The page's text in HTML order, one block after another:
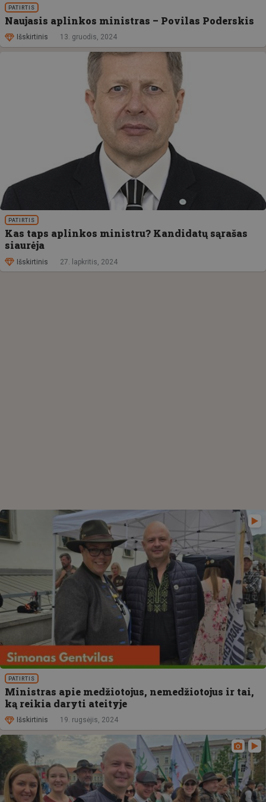
PATIRTIS
Naujasis aplinkos ministras – Povilas Poderskis
Išskirtinis 13. gruodis, 2024
PATIRTIS
Kas taps aplinkos ministru? Kandidatų sąrašas
siaurėja
Išskirtinis 27. lapkritis, 2024
PATIRTIS
Ministras apie medžiotojus, nemedžiotojus ir tai,
ką reikia daryti ateityje
Išskirtinis 19. rugsėjis, 2024